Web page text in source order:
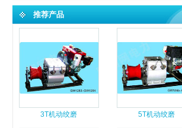
推荐产品
3T机动绞磨 5T机动绞磨